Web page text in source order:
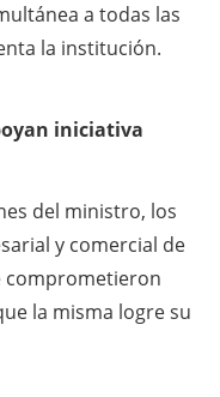
a todas las
la institución.
iniciativa
del ministro, los
y comercial de
comprometieron
la misma logre su